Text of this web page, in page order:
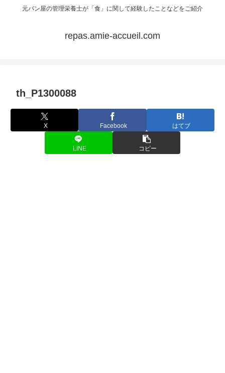
元パン屋の管理栄養士が「食」に関して経験したことなどをご紹介
repas.amie-accueil.com
th_P1300088
X Facebook はてブ
LINE コピー